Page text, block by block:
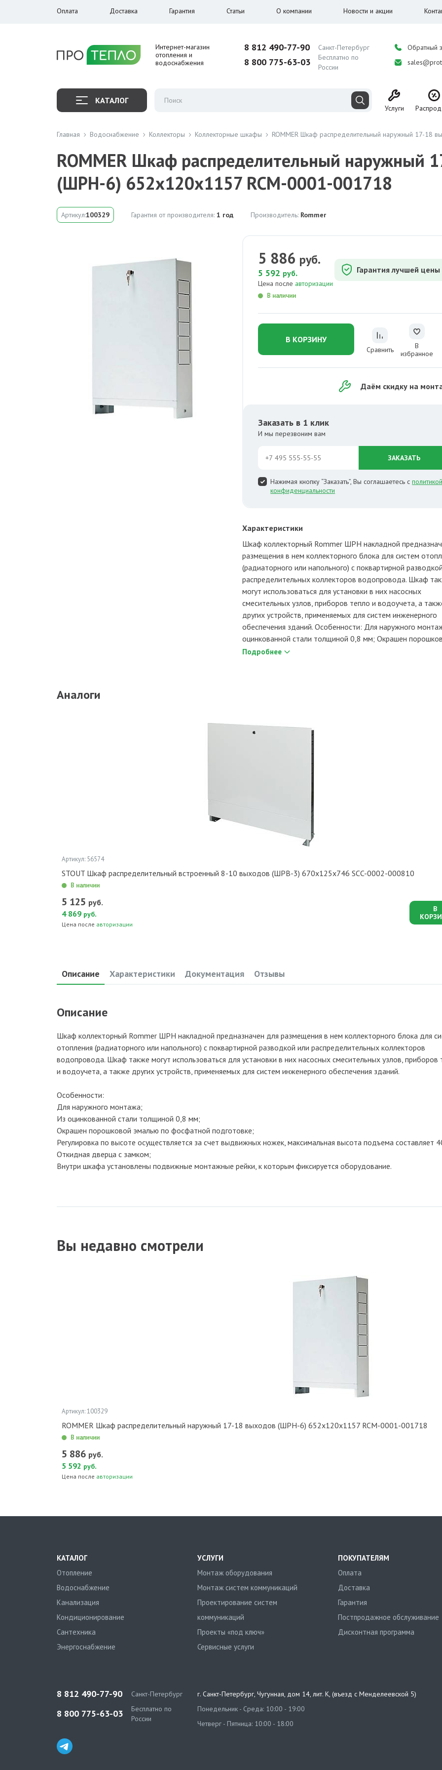
Оплата Доставка Гарантия Статьи О компании Новости и акции
Интернет-магазин
отопления и
водоснабжения
8 812 490-77-90 Санкт-Петербург
8 800 775-63-03
Бесплатно по
России
Обратный
КАТАЛОГ
Услуги
Главная Водоснабжение Коллекторы Коллекторные шкафы ROMMER Шкаф распределительный наружный 17-18
ROMMER Шкаф распределительный наружный
(ШРН-6) 652х120х1157 RCM-0001-001718
Артикул:100329 Гарантия от производителя: 1 год Производитель: Rommer
5 886 руб.
5 592 руб.
Цена после авторизации
Гарантия лучшей цены
В наличии
В КОРЗИНУ
Сравнить
В
избранное
Даём скидку на
Заказать в 1 клик
И мы перезвоним вам
ЗАКАЗАТЬ
Нажимая кнопку “Заказать”, Вы соглашаетесь сполитикой
конфиденциальности
Характеристики
Шкаф коллекторный Rommer ШРН накладной
размещения в нем коллекторного блока для систем
(радиаторного или напольного) с поквартирной
распределительных коллекторов водопровода. Шкаф
могут использоваться для установки в них насосных
смесительных узлов, приборов тепло и водоучета, а
других устройств, применяемых для систем инженерного
обеспечения зданий. Особенности: Для наружного
оцинкованной стали толщиной 0,8 мм; Окрашен
Подробнее
Аналоги
Артикул: 56574
STOUT Шкаф распределительный встроенный 8-10 выходов (ШРВ-3) 670х125х746 SCC-0002-000810
В наличии
5 125 руб.
4 869 руб.
Цена после авторизации
В
Описание Характеристики Документация Отзывы
Описание
Шкаф коллекторный Rommer ШРН накладной предназначен для размещения в нем коллекторного блока для
отопления (радиаторного или напольного) с поквартирной разводкой или распределительных коллекторов
водопровода. Шкаф также могут использоваться для установки в них насосных смесительных узлов, приборов
и водоучета, а также других устройств, применяемых для систем инженерного обеспечения зданий.
Особенности:
Для наружного монтажа;
Из оцинкованной стали толщиной 0,8 мм;
Окрашен порошковой эмалью по фосфатной подготовке;
Регулировка по высоте осуществляется за счет выдвижных ножек, максимальная высота подъема составляет
Откидная дверца с замком;
Внутри шкафа установлены подвижные монтажные рейки, к которым фиксируется оборудование.
Вы недавно смотрели
Артикул: 100329
ROMMER Шкаф распределительный наружный 17-18 выходов (ШРН-6) 652х120х1157 RCM-0001-001718
В наличии
5 886 руб.
5 592 руб.
Цена после авторизации
КАТАЛОГ
Отопление
Водоснабжение
Канализация
Кондиционирование
Сантехника
Энергоснабжение
УСЛУГИ
Монтаж оборудования
Монтаж систем коммуникаций
Проектирование систем
коммуникаций
Проекты «под ключ»
Сервисные услуги
ПОКУПАТЕЛЯМ
Оплата
Доставка
Гарантия
Постпродажное обслуживание
Дисконтная программа
8 812 490-77-90 Санкт-Петербург
8 800 775-63-03
Бесплатно по
России
г. Санкт-Петербург, Чугунная, дом 14, лит. К, (въезд с Менделеевской 5)
Понедельник - Среда: 10:00 - 19:00
Четверг - Пятница: 10:00 - 18:00